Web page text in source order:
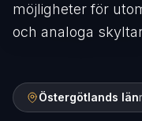
möjligheter för
och analoga
Östergötlands län